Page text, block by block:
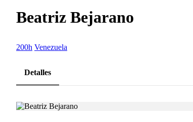
Beatriz Bejarano
200h Venezuela
Detalles